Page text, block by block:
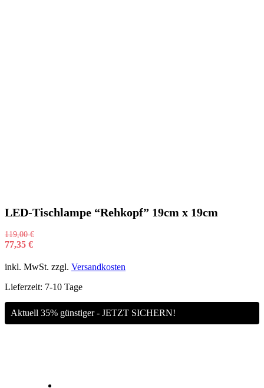
LED-Tischlampe “Rehkopf” 19cm x 19cm
119,00€
77,35 €
inkl. MwSt. zzgl. Versandkosten
Lieferzeit: 7-10 Tage
Aktuell 35% günstiger - JETZT SICHERN!